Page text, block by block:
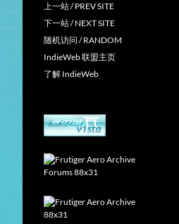
上一站 / PREV SITE
下一站 / NEXT SITE
随机访问 / RANDOM
IndieWeb 联盟主页
了解 IndieWeb